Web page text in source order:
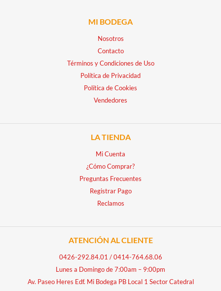
MI BODEGA
Nosotros
Contacto
Términos y Condiciones de Uso
Política de Privacidad
Política de Cookies
Vendedores
LA TIENDA
Mi Cuenta
¿Cómo Comprar?
Preguntas Frecuentes
Registrar Pago
Reclamos
ATENCIÓN AL CLIENTE
0426-292.84.01 /0414-764.68.06
Lunes a Domingo de 7:00am – 9:00pm
Av. Paseo Heres Edf. Mi Bodega PB Local 1 Sector Catedral